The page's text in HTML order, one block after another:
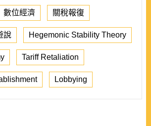
數位經濟 關稅報復
說 Hegemonic Stability Theory
Tariff Retaliation
Lobbying